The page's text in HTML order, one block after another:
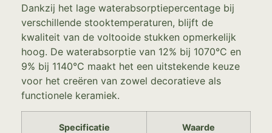
Dankzij het lage waterabsorptiepercentage bij
verschillende stooktemperaturen, blijft de
kwaliteit van de voltooide stukken opmerkelijk
hoog. De waterabsorptie van 12% bij 1070°C en
9% bij 1140°C maakt het een uitstekende keuze
voor het creëren van zowel decoratieve als
functionele keramiek.
Specificatie Waarde